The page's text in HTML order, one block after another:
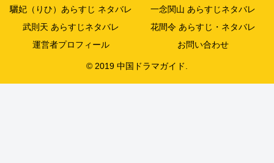
驪妃（りひ）あらすじ ネタバレ
一念関山 あらすじネタバレ
武則天 あらすじネタバレ
花間令 あらすじ・ネタバレ
運営者プロフィール
お問い合わせ
© 2019 中国ドラマガイド.